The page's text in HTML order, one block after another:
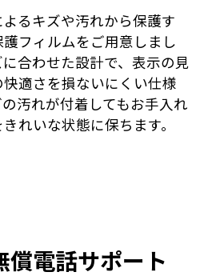
るキズや汚れから保護す
フィルムをご用意しまし
合わせた設計で、表示の見
適さを損ないにくい仕様
汚れが付着してもお手入れ
れいな状態に保ちます。
償電話サポート